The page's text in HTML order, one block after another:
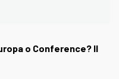
o Conference? Il